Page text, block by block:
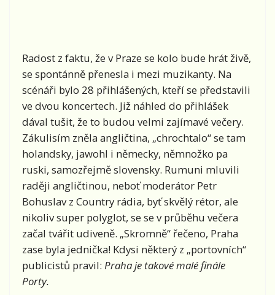
Radost z faktu, že v Praze se kolo bude hrát živě,
se spontánně přenesla i mezi muzikanty. Na
scénáři bylo 28 přihlášených, kteří se představili
ve dvou koncertech. Již náhled do přihlášek
dával tušit, že to budou velmi zajímavé večery.
Zákulisím zněla angličtina, „chrochtalo“ se tam
holandsky, jawohl i německy, němnožko pa
ruski, samozřejmě slovensky. Rumuni mluvili
raději angličtinou, neboť moderátor Petr
Bohuslav z Country rádia, byť skvělý rétor, ale
nikoliv super polyglot, se se v průběhu večera
začal tvářit udiveně. „Skromně“ řečeno, Praha
zase byla jednička! Kdysi některý z „portovních“
publicistů pravil: Praha je takové malé finále
Porty.